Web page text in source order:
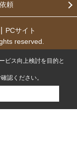
頼
PCサイト
reserved.
ビス向上検討を目的と
認ください。